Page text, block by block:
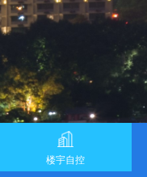
楼宇自控